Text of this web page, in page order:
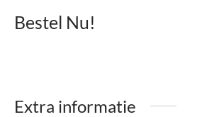
Bestel Nu!
Extra informatie